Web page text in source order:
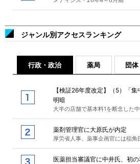
ジャンル別アクセスランキング
行政・政治 薬局 団
【検証26年度改定】（5）「
明暗
大半の店舗で基本料1を断念した
薬剤管理官に大原氏が内定
厚労省人事、薬事企画官には稲角
医薬担当審議官に中井氏、初